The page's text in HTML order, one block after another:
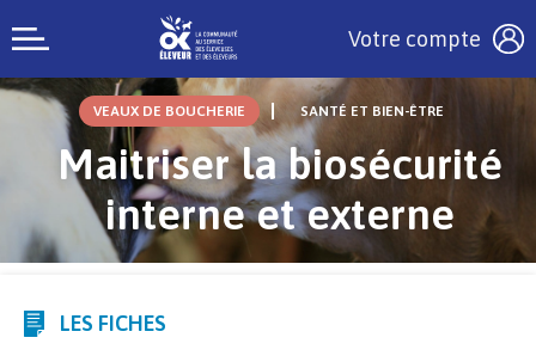
Votre compte
VEAUX DE BOUCHERIE SANTÉ ET BIEN-ÊTRE
Maitriser la biosécurité
interne et externe
LES FICHES